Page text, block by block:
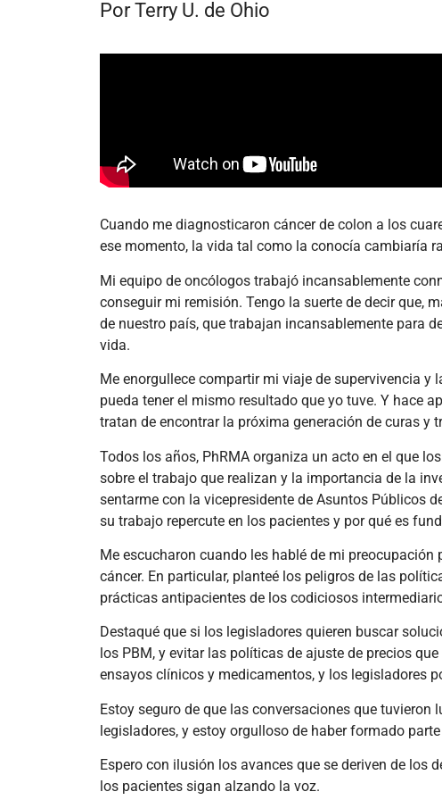
Por Terry U. de Ohio
Cuando me diagnosticaron cáncer de colon a los
ese momento, la vida tal como la conocía cambiaría
Mi equipo de oncólogos trabajó incansablemente
conseguir mi remisión. Tengo la suerte de decir que,
de nuestro país, que trabajan incansablemente para
vida.
Me enorgullece compartir mi viaje de supervivencia
pueda tener el mismo resultado que yo tuve. Y hace
tratan de encontrar la próxima generación de curas y
Todos los años, PhRMA organiza un acto en el que
sobre el trabajo que realizan y la importancia de la
sentarme con la vicepresidente de Asuntos Públicos
su trabajo repercute en los pacientes y por qué es
Me escucharon cuando les hablé de mi
cáncer. En particular, planteé los peligros de las
prácticas antipacientes de los codiciosos
Destaqué que si los legisladores quieren buscar
los PBM, y evitar las políticas de ajuste de precios
ensayos clínicos y medicamentos, y los legisladores
Estoy seguro de que las conversaciones que
legisladores, y estoy orgulloso de haber formado
Espero con ilusión los avances que se deriven de los
los pacientes sigan alzando la voz.